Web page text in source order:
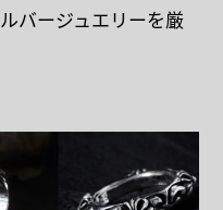
バージュエリーを厳